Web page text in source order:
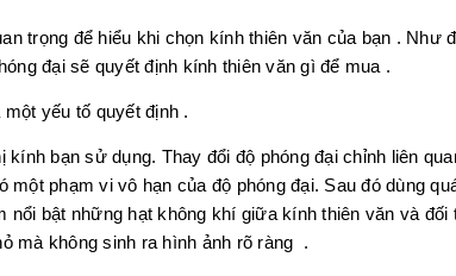
trọng để hiểu khi chọn kính thiên văn của bạn . Như
đại sẽ quyết định kính thiên văn gì để mua .
yếu tố quyết định .
bạn sử dụng. Thay đổi độ phóng đại chỉnh liên
phạm vi vô hạn của độ phóng đại. Sau đó dùng
bật những hạt không khí giữa kính thiên văn và
mà không sinh ra hình ảnh rõ ràng .